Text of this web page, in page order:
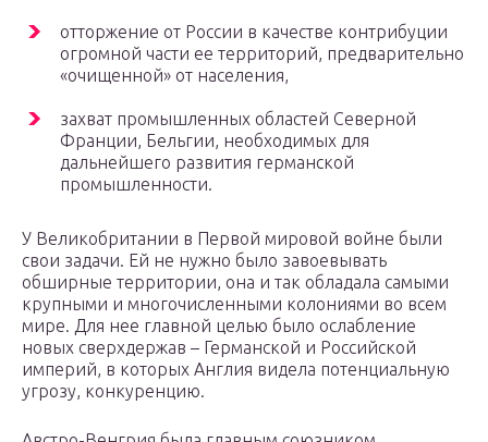
отторжение от России в качестве контрибуции
огромной части ее территорий, предварительно
«очищенной» от населения,
захват промышленных областей Северной
Франции, Бельгии, необходимых для
дальнейшего развития германской
промышленности.
У Великобритании в Первой мировой войне были
свои задачи. Ей не нужно было завоевывать
обширные территории, она и так обладала самыми
крупными и многочисленными колониями во всем
мире. Для нее главной целью было ослабление
новых сверхдержав – Германской и Российской
империй, в которых Англия видела потенциальную
угрозу, конкуренцию.